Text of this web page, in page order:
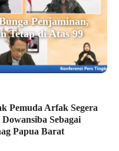
Penjaminan,
Tetap di Atas 99
Pemuda Arfak Segera
Sebagai
Papua Barat